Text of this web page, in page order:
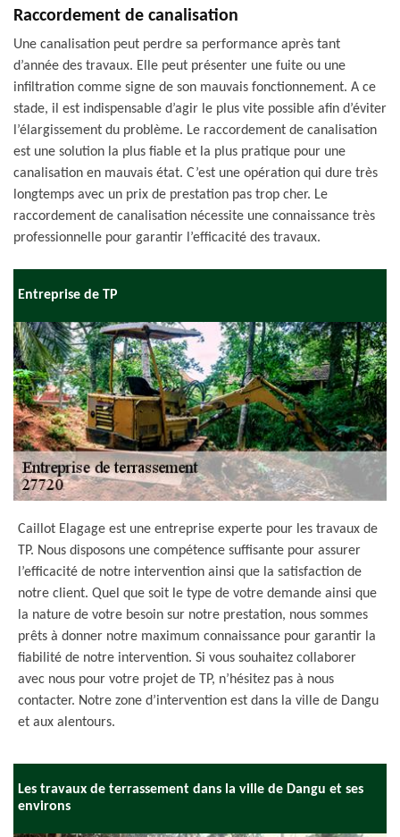
Raccordement de canalisation
Une canalisation peut perdre sa performance après tant
d’année des travaux. Elle peut présenter une fuite ou une
infiltration comme signe de son mauvais fonctionnement. A ce
stade, il est indispensable d’agir le plus vite possible afin d’éviter
l’élargissement du problème. Le raccordement de canalisation
est une solution la plus fiable et la plus pratique pour une
canalisation en mauvais état. C’est une opération qui dure très
longtemps avec un prix de prestation pas trop cher. Le
raccordement de canalisation nécessite une connaissance très
professionnelle pour garantir l’efficacité des travaux.
Entreprise de TP
Caillot Elagage est une entreprise experte pour les travaux de
TP. Nous disposons une compétence suffisante pour assurer
l’efficacité de notre intervention ainsi que la satisfaction de
notre client. Quel que soit le type de votre demande ainsi que
la nature de votre besoin sur notre prestation, nous sommes
prêts à donner notre maximum connaissance pour garantir la
fiabilité de notre intervention. Si vous souhaitez collaborer
avec nous pour votre projet de TP, n’hésitez pas à nous
contacter. Notre zone d’intervention est dans la ville de Dangu
et aux alentours.
Les travaux de terrassement dans la ville de Dangu et ses
environs